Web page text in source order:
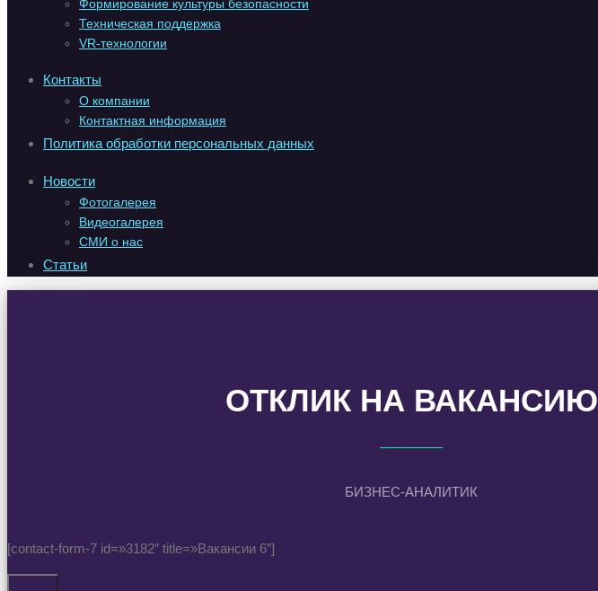
Формирование культуры безопасности
Техническая поддержка
VR-технологии
Контакты
О компании
Контактная информация
Политика обработки персональных данных
Новости
Фотогалерея
Видеогалерея
СМИ о нас
Статьи
ОТКЛИК НА ВАКАНСИЮ
БИЗНЕС-АНАЛИТИК
[contact-form-7 id=»3182″ title=»Вакансии 6″]